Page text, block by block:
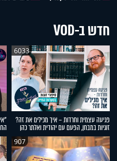
חדש ב-VOD
6033
פגיעה עצמית וחרדות – איך מכילים את זה?
זוגיות במבחן, הפעם עם יהודית ואלתר כהן
907